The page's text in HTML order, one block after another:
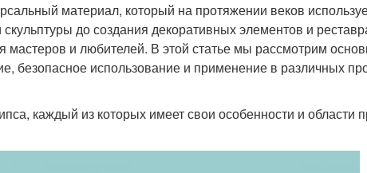
материал, который на протяжении веков
до создания декоративных элементов и
и любителей. В этой статье мы рассмотрим
безопасное использование и применение в различных
каждый из которых имеет свои особенности и области